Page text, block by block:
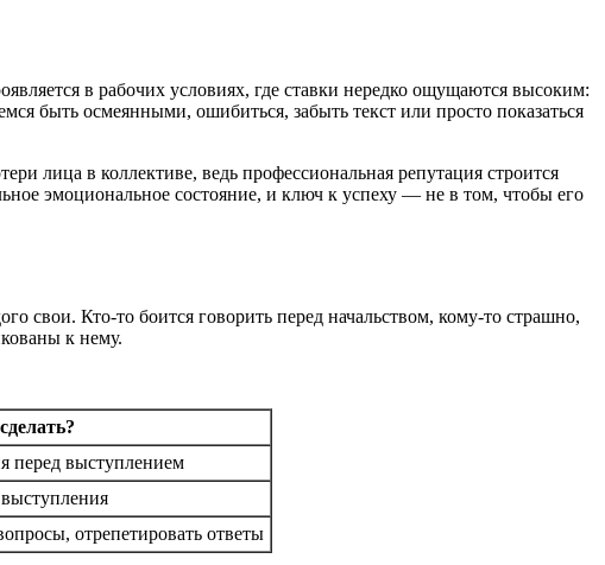
в рабочих условиях, где ставки нередко ощущаются высоким:
быть осмеянными, ошибиться, забыть текст или просто показаться
лица в коллективе, ведь профессиональная репутация строится
эмоциональное состояние, и ключ к успеху — не в том, чтобы его
свои. Кто-то боится говорить перед начальством, кому-то страшно,
к нему.
перед выступлением
выступления
отрепетировать ответы